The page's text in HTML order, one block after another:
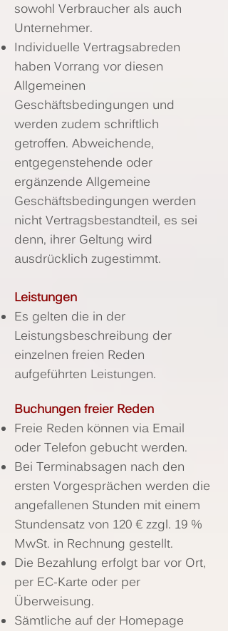
sowohl Verbraucher als auch
Unternehmer.
Individuelle Vertragsabreden
haben Vorrang vor diesen
Allgemeinen
Geschäftsbedingungen und
werden zudem schriftlich
getroffen. Abweichende,
entgegenstehende oder
ergänzende Allgemeine
Geschäftsbedingungen werden
nicht Vertragsbestandteil, es sei
denn, ihrer Geltung wird
ausdrücklich zugestimmt.
Leistungen
Es gelten die in der
Leistungsbeschreibung der
einzelnen freien Reden
aufgeführten Leistungen.
Buchungen freier Reden
Freie Reden können via Email
oder Telefon gebucht werden.
Bei Terminabsagen nach den
ersten Vorgesprächen werden die
angefallenen Stunden mit einem
Stundensatz von 120 € zzgl. 19 %
MwSt. in Rechnung gestellt.
Die Bezahlung erfolgt bar vor Ort,
per EC-Karte oder per
Überweisung.
Sämtliche auf der Homepage